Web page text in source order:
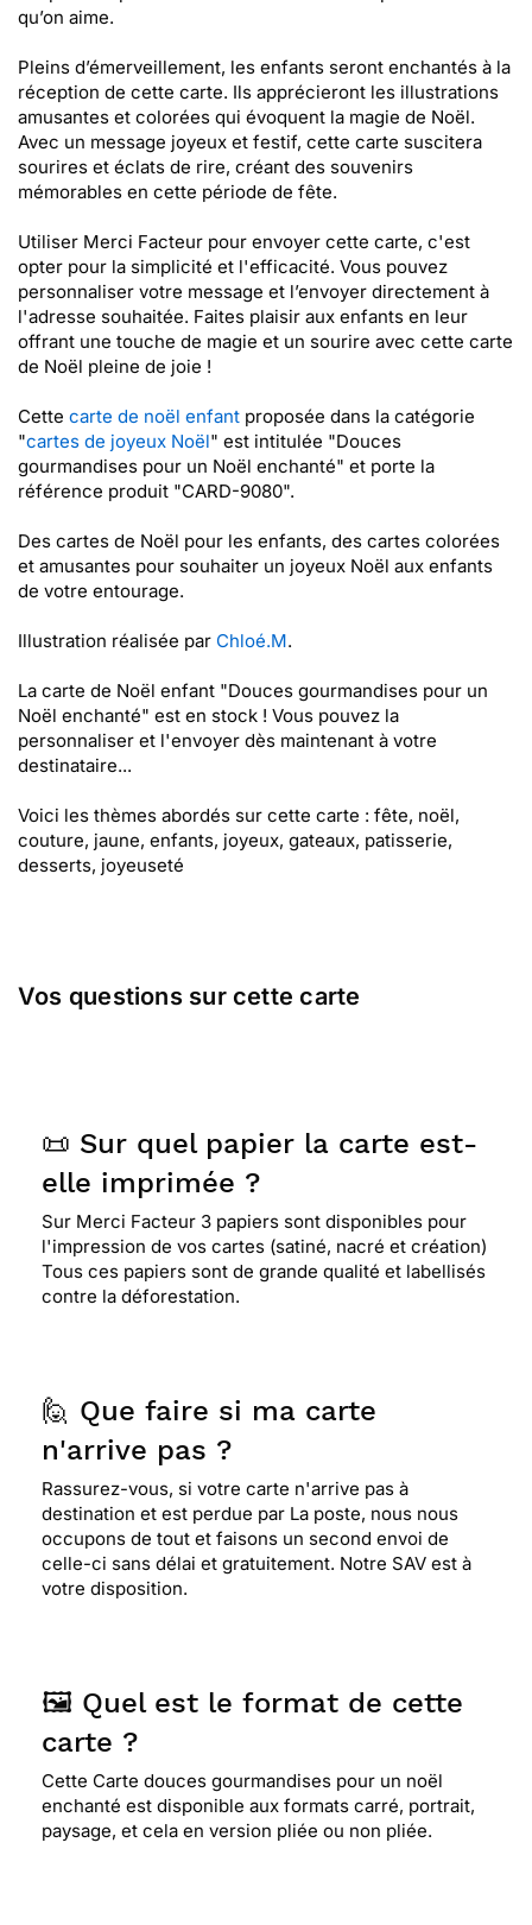
qu’on aime.
Pleins d’émerveillement, les enfants seront enchantés à la
réception de cette carte. Ils apprécieront les illustrations
amusantes et colorées qui évoquent la magie de Noël.
Avec un message joyeux et festif, cette carte suscitera
sourires et éclats de rire, créant des souvenirs
mémorables en cette période de fête.
Utiliser Merci Facteur pour envoyer cette carte, c'est
opter pour la simplicité et l'efficacité. Vous pouvez
personnaliser votre message et l’envoyer directement à
l'adresse souhaitée. Faites plaisir aux enfants en leur
offrant une touche de magie et un sourire avec cette carte
de Noël pleine de joie !
Cette carte de noël enfant proposée dans la catégorie
"cartes de joyeux Noël" est intitulée "Douces
gourmandises pour un Noël enchanté" et porte la
référence produit "CARD-9080".
Des cartes de Noël pour les enfants, des cartes colorées
et amusantes pour souhaiter un joyeux Noël aux enfants
de votre entourage.
Illustration réalisée par Chloé.M.
La carte de Noël enfant "Douces gourmandises pour un
Noël enchanté" est en stock ! Vous pouvez la
personnaliser et l'envoyer dès maintenant à votre
destinataire...
Voici les thèmes abordés sur cette carte : fête, noël,
couture, jaune, enfants, joyeux, gateaux, patisserie,
desserts, joyeuseté
Vos questions sur cette carte
📜 Sur quel papier la carte est-
elle imprimée ?
Sur Merci Facteur 3 papiers sont disponibles pour
l'impression de vos cartes (satiné, nacré et création)
Tous ces papiers sont de grande qualité et labellisés
contre la déforestation.
🙋 Que faire si ma carte
n'arrive pas ?
Rassurez-vous, si votre carte n'arrive pas à
destination et est perdue par La poste, nous nous
occupons de tout et faisons un second envoi de
celle-ci sans délai et gratuitement. Notre SAV est à
votre disposition.
🖼️ Quel est le format de cette
carte ?
Cette Carte douces gourmandises pour un noël
enchanté est disponible aux formats carré, portrait,
paysage, et cela en version pliée ou non pliée.